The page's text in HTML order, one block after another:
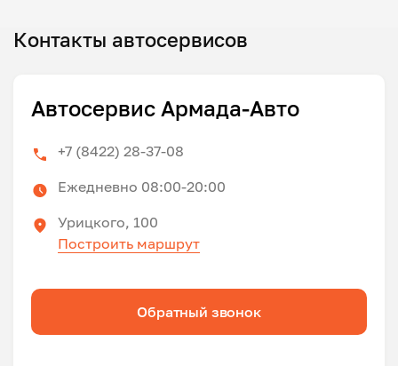
Контакты автосервисов
Автосервис Армада-Авто
+7 (8422) 28-37-08
Ежедневно 08:00-20:00
Урицкого, 100
Построить маршрут
Обратный звонок